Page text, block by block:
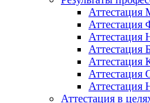
Аттестация
Аттестация
Аттестация
Аттестация
Аттестация
Аттестация
Аттестация в